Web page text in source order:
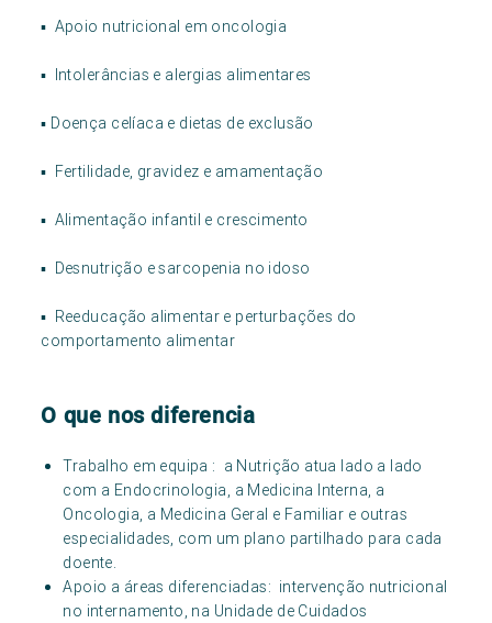
▪ Apoio nutricional em oncologia
▪ Intolerâncias e alergias alimentares
▪ Doença celíaca e dietas de exclusão
▪ Fertilidade, gravidez e amamentação
▪ Alimentação infantil e crescimento
▪ Desnutrição e sarcopenia no idoso
▪ Reeducação alimentar e perturbações do
comportamento alimentar
O que nos diferencia
Trabalho em equipa : a Nutrição atua lado a lado
com a Endocrinologia, a Medicina Interna, a
Oncologia, a Medicina Geral e Familiar e outras
especialidades, com um plano partilhado para cada
doente.
Apoio a áreas diferenciadas: intervenção nutricional
no internamento, na Unidade de Cuidados